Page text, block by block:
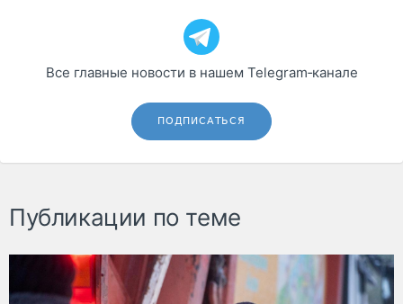
Все главные новости в нашем Telegram‑канале
ПОДПИСАТЬСЯ
Публикации по теме